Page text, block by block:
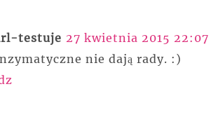
testuje 27 kwietnia 2015 22:07
nie dają rady. :)